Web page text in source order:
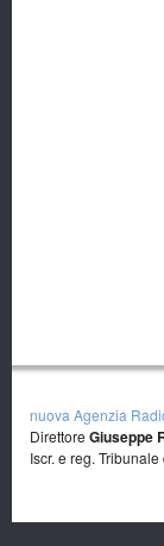
nuova Agenzia
Direttore Giuseppe
Iscr. e reg.